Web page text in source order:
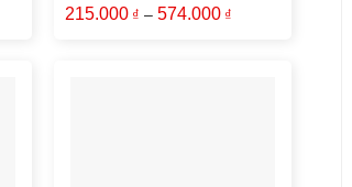
215.000 ₫ – 574.000 ₫